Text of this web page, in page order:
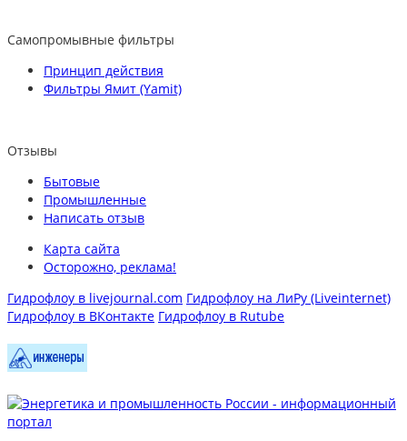
Самопромывные фильтры
Принцип действия
Фильтры Ямит (Yamit)
Отзывы
Бытовые
Промышленные
Написать отзыв
Карта сайта
Осторожно, реклама!
Гидрофлоу в livejournal.com Гидрофлоу на ЛиРу (Liveinternet)
Гидрофлоу в ВКонтакте Гидрофлоу в Rutube